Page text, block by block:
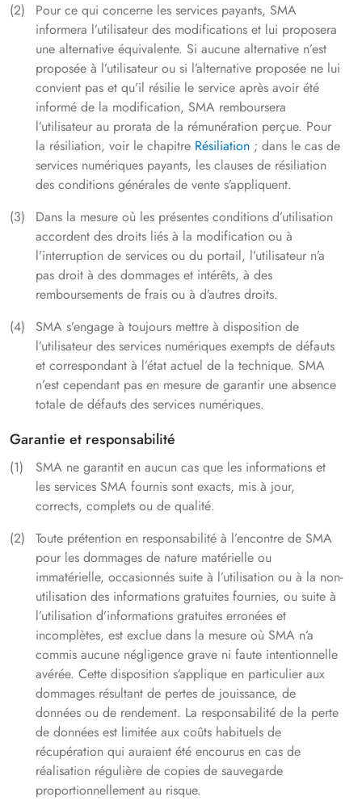
Pour ce qui concerne les services payants, SMA
informera l’utilisateur des modifications et lui proposera
une alternative équivalente. Si aucune alternative n’est
proposée à l’utilisateur ou si l’alternative proposée ne lui
convient pas et qu’il résilie le service après avoir été
informé de la modification, SMA remboursera
l’utilisateur au prorata de la rémunération perçue. Pour
la résiliation, voir le chapitre Résiliation ; dans le cas de
services numériques payants, les clauses de résiliation
des conditions générales de vente s’appliquent.
Dans la mesure où les présentes conditions d’utilisation
accordent des droits liés à la modification ou à
l’interruption de services ou du portail, l’utilisateur n’a
pas droit à des dommages et intérêts, à des
remboursements de frais ou à d’autres droits.
SMA s’engage à toujours mettre à disposition de
l’utilisateur des services numériques exempts de défauts
et correspondant à l’état actuel de la technique. SMA
n’est cependant pas en mesure de garantir une absence
totale de défauts des services numériques.
Garantie et responsabilité
SMA ne garantit en aucun cas que les informations et
les services SMA fournis sont exacts, mis à jour,
corrects, complets ou de qualité.
Toute prétention en responsabilité à l’encontre de SMA
pour les dommages de nature matérielle ou
immatérielle, occasionnés suite à l’utilisation ou à la non-
utilisation des informations gratuites fournies, ou suite à
l’utilisation d’informations gratuites erronées et
incomplètes, est exclue dans la mesure où SMA n’a
commis aucune négligence grave ni faute intentionnelle
avérée. Cette disposition s’applique en particulier aux
dommages résultant de pertes de jouissance, de
données ou de rendement. La responsabilité de la perte
de données est limitée aux coûts habituels de
récupération qui auraient été encourus en cas de
réalisation régulière de copies de sauvegarde
proportionnellement au risque.